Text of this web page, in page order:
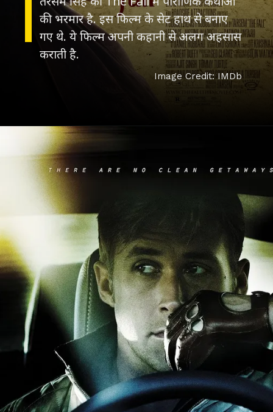
की भरमार है. इस फिल्म के सेट हाथ से बनाए
गए थे. ये फिल्म अपनी कहानी से अलग अहसास